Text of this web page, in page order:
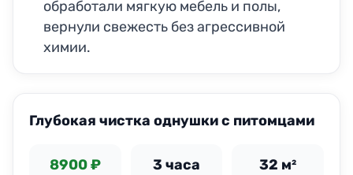
обработали мягкую мебель и полы,
вернули свежесть без агрессивной
химии.
Глубокая чистка однушки с питомцами
8900 ₽ 3 часа 32 м²